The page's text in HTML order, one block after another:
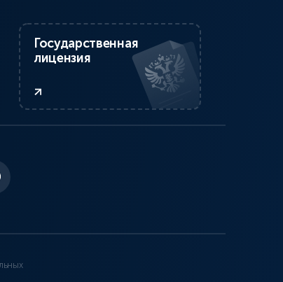
Государственная
лицензия